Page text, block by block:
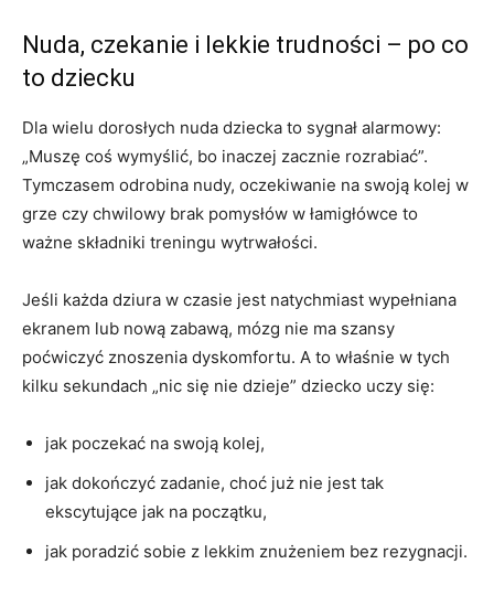
Nuda, czekanie i lekkie trudności – po co
to dziecku
Dla wielu dorosłych nuda dziecka to sygnał alarmowy:
„Muszę coś wymyślić, bo inaczej zacznie rozrabiać”.
Tymczasem odrobina nudy, oczekiwanie na swoją kolej w
grze czy chwilowy brak pomysłów w łamigłówce to
ważne składniki treningu wytrwałości.
Jeśli każda dziura w czasie jest natychmiast wypełniana
ekranem lub nową zabawą, mózg nie ma szansy
poćwiczyć znoszenia dyskomfortu. A to właśnie w tych
kilku sekundach „nic się nie dzieje” dziecko uczy się:
jak poczekać na swoją kolej,
jak dokończyć zadanie, choć już nie jest tak
ekscytujące jak na początku,
jak poradzić sobie z lekkim znużeniem bez rezygnacji.